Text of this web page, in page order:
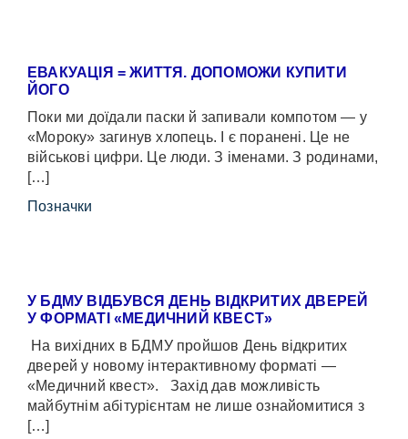
ЕВАКУАЦІЯ = ЖИТТЯ. ДОПОМОЖИ КУПИТИ
ЙОГО
Поки ми доїдали паски й запивали компотом — у
«Мороку» загинув хлопець. І є поранені. Це не
військові цифри. Це люди. З іменами. З родинами,
[…]
Позначки
У БДМУ ВІДБУВСЯ ДЕНЬ ВІДКРИТИХ ДВЕРЕЙ
У ФОРМАТІ «МЕДИЧНИЙ КВЕСТ»
На вихідних в БДМУ пройшов День відкритих
дверей у новому інтерактивному форматі —
«Медичний квест». Захід дав можливість
майбутнім абітурієнтам не лише ознайомитися з
[…]